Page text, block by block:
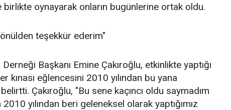
birlikte oynayarak onların bugünlerine ortak oldu.
teşekkür ederim"
Başkanı Emine Çakıroğlu, etkinlikte yaptığı
kınası eğlencesini 2010 yılından bu yana
Çakıroğlu, "Bu sene kaçıncı oldu saymadım
yılından beri geleneksel olarak yaptığımız